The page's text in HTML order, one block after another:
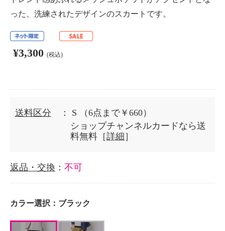
った、洗練されたデザインのスカートです。
¥3,300 (税込)
送料区分 ： S
（6点まで￥660）
ショップチャンネルカードなら送
料無料［詳細 ］
返品・交換 ： 不可
カラー選択： ブラック